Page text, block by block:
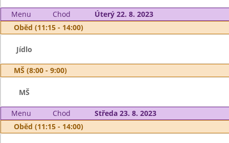
Menu Chod
Úterý 22. 8. 2023
Oběd (11:15 - 14:00)
Jídlo
MŠ (8:00 - 9:00)
MŠ
Menu Chod
Středa 23. 8. 2023
Oběd (11:15 - 14:00)